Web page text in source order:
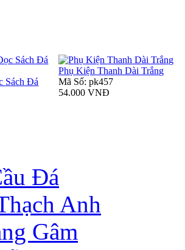
Sách Đá
Phụ Kiện Thanh Dài Trắng
Mã Số: pk457
54.000 VNĐ
Đá
Anh
Gâm